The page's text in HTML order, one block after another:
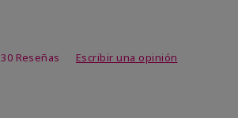
30 Reseñas Escribir una opinión